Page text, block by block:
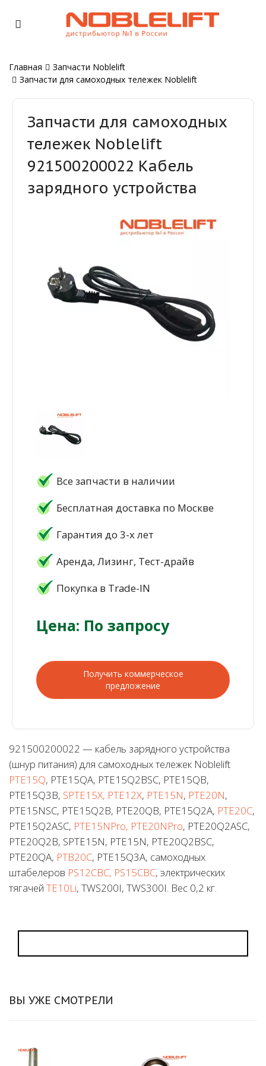
Главная
Запчасти Noblelift
Запчасти для самоходных тележек Noblelift
Запчасти для самоходных
тележек Noblelift
921500200022 Кабель
зарядного устройства
Все запчасти в наличии
Бесплатная доставка по Москве
Гарантия до 3-х лет
Аренда, Лизинг, Тест-драйв
Покупка в Trade-IN
Цена: По запросу
Получить коммерческое
предложение
921500200022 — кабель зарядного устройства
(шнур питания) для самоходных тележек Noblelift
PTE15Q, PTE15QA, PTE15Q2BSC, PTE15QB,
PTE15Q3B, SPTE15X, PTE12X, PTE15N, PTE20N,
PTE15NSC, PTE15Q2B, PTE20QB, PTE15Q2A, PTE20C,
PTE15Q2ASC, PTE15NPro, PTE20NPro, PTE20Q2ASC,
PTE20Q2B, SPTE15N, PTE15N, PTE20Q2BSC,
PTE20QA, PTB20C, PTE15Q3A, самоходных
штабелеров PS12CBC, PS15CBC, электрических
тягачей TE10Li, TWS200I, TWS300I. Вес 0,2 кг.
ВЫ УЖЕ СМОТРЕЛИ